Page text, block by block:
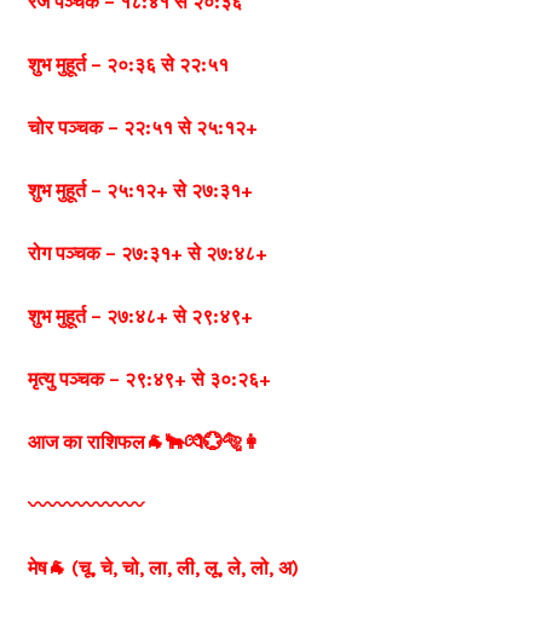
शुभ मुहूर्त – २०:३६ से २२:५१
चोर पञ्चक – २२:५१ से २५:१२+
शुभ मुहूर्त – २५:१२+ से २७:३१+
रोग पञ्चक – २७:३१+ से २७:४८+
शुभ मुहूर्त – २७:४८+ से २९:४९+
मृत्यु पञ्चक – २९:४९+ से ३०:२६+
आज का राशिफल🐐🐂💏💮🐅👩
〰️〰️〰️〰️〰️〰️
मेष🐐 (चू, चे, चो, ला, ली, लू, ले, लो, अ)